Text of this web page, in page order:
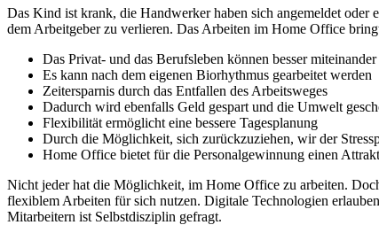
Das Kind ist krank, die Handwerker haben sich angemeldet
dem Arbeitgeber zu verlieren. Das Arbeiten im Home Office
Das Privat- und das Berufsleben können besser
Es kann nach dem eigenen Biorhythmus gearbeitet werden
Zeitersparnis durch das Entfallen des Arbeitsweges
Dadurch wird ebenfalls Geld gespart und die Umwelt
Flexibilität ermöglicht eine bessere Tagesplanung
Durch die Möglichkeit, sich zurückzuziehen, wir der
Home Office bietet für die Personalgewinnung einen
Nicht jeder hat die Möglichkeit, im Home Office zu arbeiten.
flexiblem Arbeiten für sich nutzen. Digitale Technologien
Mitarbeitern ist Selbstdisziplin gefragt.